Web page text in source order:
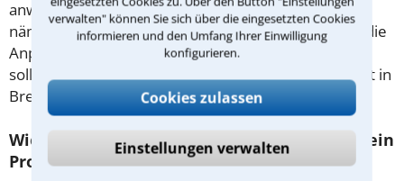
verwalten" können Sie sich über die eingesetzten Cookies
informieren und den Umfang Ihrer Einwilligung
konfigurieren.
Cookies zulassen
Einstellungen verwalten
anwaltlicher Beratung erfolgen. Oft kann der Inhalt
nämlich zu Ihren Gunsten abgeändert werden. Für die
Anpassung und Verhandlungen mit der Gegenseite
sollte ein erfahrener Rechtsanwalt für Urheberrecht in
Bremen hinzugezogen werden.
Wie finde ich einen guten Anwalt, wenn ich ein
Problem aus dem Urheberrecht habe?